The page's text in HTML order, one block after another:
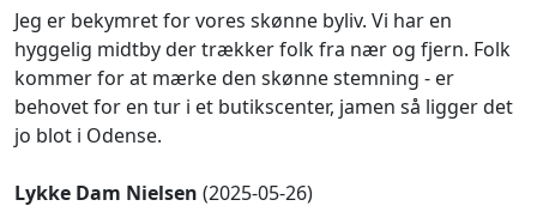
Jeg er bekymret for vores skønne byliv. Vi har en
hyggelig midtby der trækker folk fra nær og fjern. Folk
kommer for at mærke den skønne stemning - er
behovet for en tur i et butikscenter, jamen så ligger det
jo blot i Odense.
Lykke Dam Nielsen (2025-05-26)